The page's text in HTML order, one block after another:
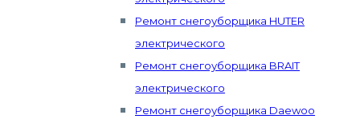
Ремонт снегоуборщика HUTER
электрического
Ремонт снегоуборщика BRAIT
электрического
Ремонт снегоуборщика Daewoo